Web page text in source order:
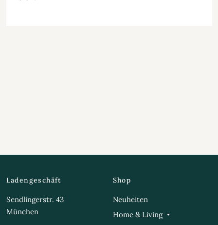
Ladengeschäft
Sendlingerstr. 43
München
Shop
Neuheiten
Home & Living